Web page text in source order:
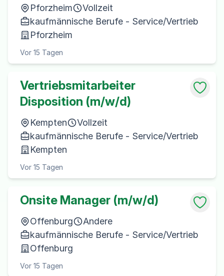
Pforzheim
Vollzeit
kaufmännische Berufe - Service/Vertrieb
Pforzheim
Vor 15 Tagen
Vertriebsmitarbeiter
Disposition (m/w/d)
Kempten
Vollzeit
kaufmännische Berufe - Service/Vertrieb
Kempten
Vor 15 Tagen
Onsite Manager (m/w/d)
Offenburg
Andere
kaufmännische Berufe - Service/Vertrieb
Offenburg
Vor 15 Tagen